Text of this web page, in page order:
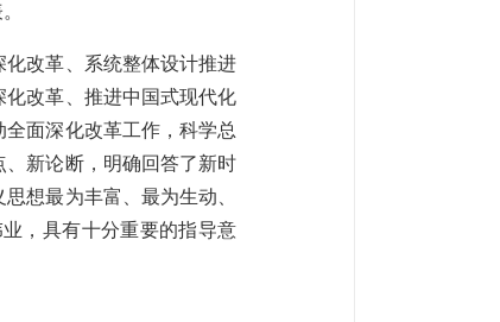
改革、系统整体设计推进
改革、推进中国式现代化
面深化改革工作，科学总
新论断，明确回答了新时
想最为丰富、最为生动、
，具有十分重要的指导意